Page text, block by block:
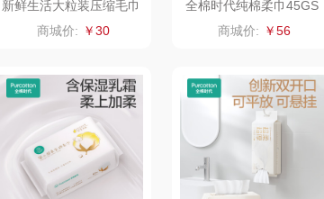
马克图布 苏泊尔（代理商） 九阳（代理商）
立家 泸溪河桃酥 中茶
干饭熊饱饱
金龙鱼（包销款） 德菲摩尔
新鲜生活大粒装压缩毛巾
SH-7917
商城价: ￥30
全棉时代纯棉柔巾45GS
M，20×20CM80片/包3
包/组
商城价: ￥56